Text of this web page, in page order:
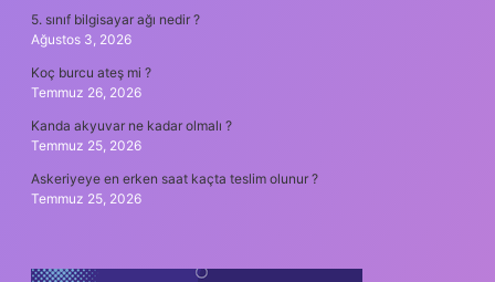
5. sınıf bilgisayar ağı nedir ?
Ağustos 3, 2026
Koç burcu ateş mi ?
Temmuz 26, 2026
Kanda akyuvar ne kadar olmalı ?
Temmuz 25, 2026
Askeriyeye en erken saat kaçta teslim olunur ?
Temmuz 25, 2026